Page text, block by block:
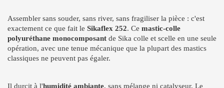
Assembler sans souder, sans river, sans fragiliser la pièce : c'est
exactement ce que fait le Sikaflex 252. Ce mastic-colle
polyuréthane monocomposant de Sika colle et scelle en une seule
opération, avec une tenue mécanique que la plupart des mastics
classiques ne peuvent pas égaler.
Il durcit à l'humidité ambiante, sans mélange ni catalyseur. Le